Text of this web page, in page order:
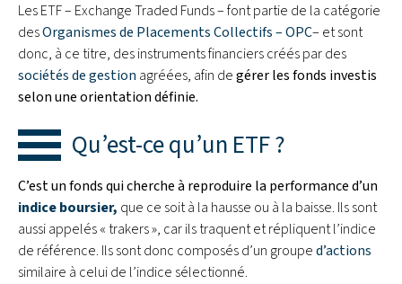
Les ETF – Exchange Traded Funds – font partie de la catégorie
desOrganismes de Placements Collectifs – OPC– et sont
donc, à ce titre, des instruments financiers créés par des
sociétés de gestion agréées, afin degérer les fonds investis
selon une orientation définie.
Qu’est-ce qu’un ETF ?
C’est un fonds qui cherche à reproduire la performance d’un
indice boursier, que ce soit à la hausse ou à la baisse. Ils sont
aussi appelés « trakers », car ils traquent et répliquent l’indice
de référence. Ils sont donc composés d’un grouped’actions
similaire à celui de l’indice sélectionné.